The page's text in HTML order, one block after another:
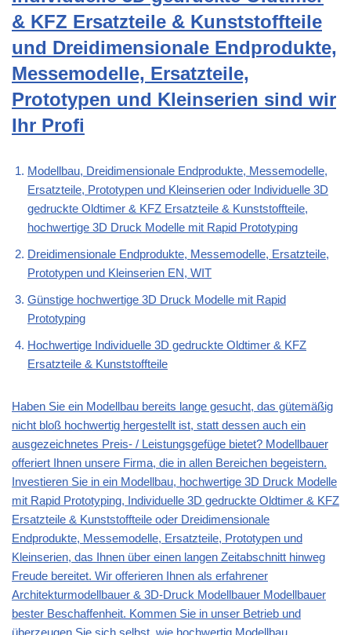
& KFZ Ersatzteile & Kunststoffteile
und Dreidimensionale Endprodukte,
Messemodelle, Ersatzteile,
Prototypen und Kleinserien sind wir
Ihr Profi
Modellbau, Dreidimensionale Endprodukte, Messemodelle,
Ersatzteile, Prototypen und Kleinserien oder Individuelle 3D
gedruckte Oldtimer & KFZ Ersatzteile & Kunststoffteile,
hochwertige 3D Druck Modelle mit Rapid Prototyping
Dreidimensionale Endprodukte, Messemodelle, Ersatzteile,
Prototypen und Kleinserien EN, WIT
Günstige hochwertige 3D Druck Modelle mit Rapid
Prototyping
Hochwertige Individuelle 3D gedruckte Oldtimer & KFZ
Ersatzteile & Kunststoffteile
Haben Sie ein Modellbau bereits lange gesucht, das gütemäßig
nicht bloß hochwertig hergestellt ist, statt dessen auch ein
ausgezeichnetes Preis- / Leistungsgefüge bietet? Modellbauer
offeriert Ihnen unsere Firma, die in allen Bereichen begeistern.
Investieren Sie in ein Modellbau, hochwertige 3D Druck Modelle
mit Rapid Prototyping, Individuelle 3D gedruckte Oldtimer & KFZ
Ersatzteile & Kunststoffteile oder Dreidimensionale
Endprodukte, Messemodelle, Ersatzteile, Prototypen und
Kleinserien, das Ihnen über einen langen Zeitabschnitt hinweg
Freude bereitet. Wir offerieren Ihnen als erfahrener
Architekturmodellbauer & 3D-Druck Modellbauer Modellbauer
bester Beschaffenheit. Kommen Sie in unser Betrieb und
überzeugen Sie sich selbst, wie hochwertig Modellbau,